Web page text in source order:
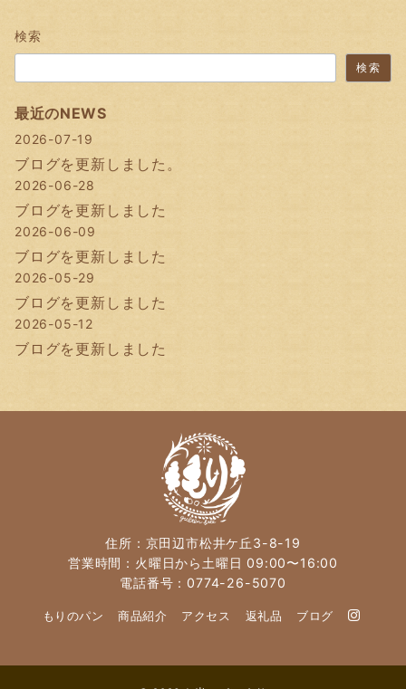
検索
検索
最近のNEWS
2026-07-19
ブログを更新しました。
2026-06-28
ブログを更新しました
2026-06-09
ブログを更新しました
2026-05-29
ブログを更新しました
2026-05-12
ブログを更新しました
住所：京田辺市松井ケ丘3-8-19
営業時間：火曜日から土曜日 09:00〜16:00
電話番号：0774-26-5070
もりのパン 商品紹介 アクセス 返礼品 ブログ